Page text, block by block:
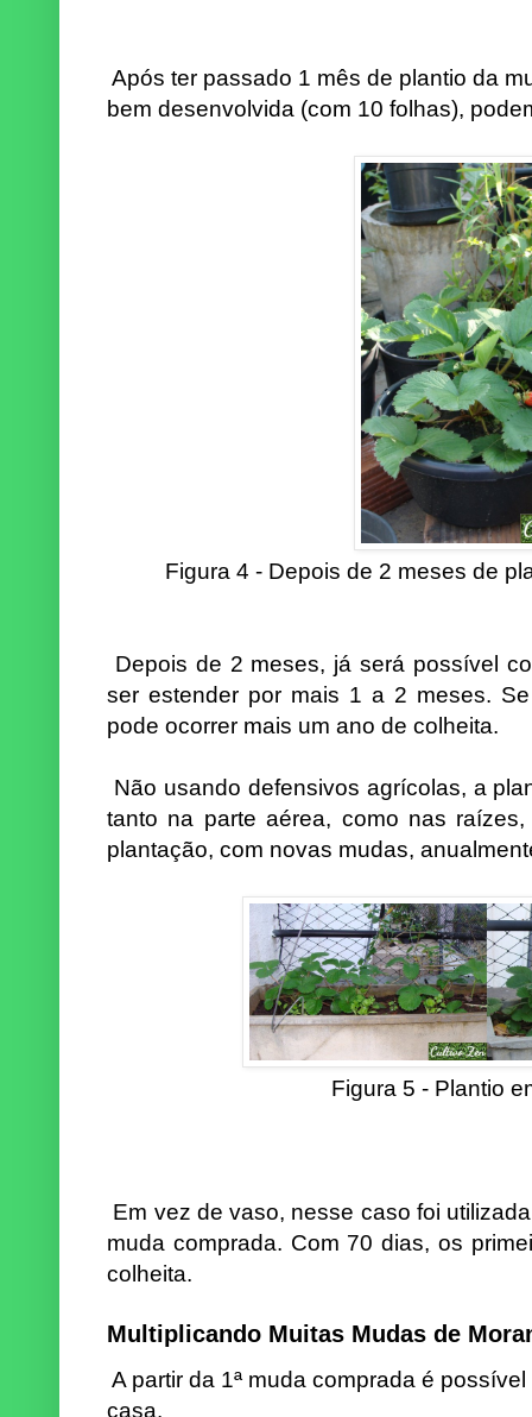
Após ter passado 1 mês de plantio da
bem desenvolvida (com 10 folhas),
Figura 4 - Depois de 2 meses de
Depois de 2 meses, já será possível
ser estender por mais 1 a 2 meses.
pode ocorrer mais um ano de colheita.
Não usando defensivos agrícolas, a
tanto na parte aérea, como nas
plantação, com novas mudas,
Figura 5 - Plantio
Em vez de vaso, nesse caso foi
muda comprada. Com 70 dias, os
colheita.
Multiplicando Muitas Mudas de
A partir da 1ª muda comprada é
casa.